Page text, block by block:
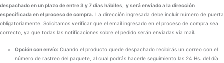
despachado en un plazo de entre 3 y 7 días hábiles, y será enviado a la dirección
especificada en el proceso de compra. La dirección ingresada debe incluir número de puerta
obligatoriamente. Solicitamos verificar que el email ingresado en el proceso de compra sea
correcto, ya que todas las notificaciones sobre el pedido serán enviadas vía mail.
Opción con envío: Cuando el producto quede despachado recibirás un correo con el
número de rastreo del paquete, al cual podrás hacerle seguimiento las 24 Hs. del día